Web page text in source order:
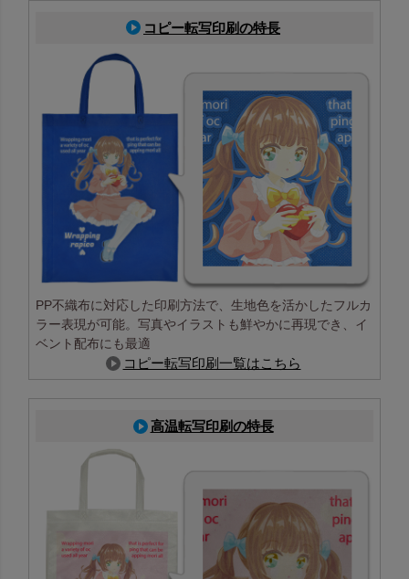
コピー転写印刷の特長
PP不織布に対応した印刷方法で、生地色を活かしたフルカ
ラー表現が可能。写真やイラストも鮮やかに再現でき、イ
ベント配布にも最適
コピー転写印刷一覧はこちら
高温転写印刷の特長